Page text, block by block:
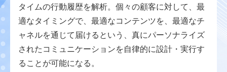
タイムの行動履歴を解析。個々の顧客に対して、最
適なタイミングで、最適なコンテンツを、最適なチ
ャネルを通じて届けるという、真にパーソナライズ
されたコミュニケーションを自律的に設計・実行す
ることが可能になる。